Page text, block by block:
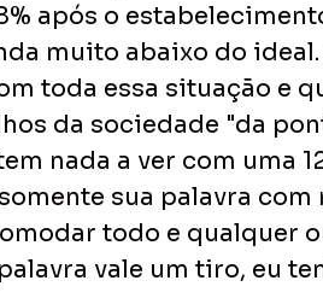
após o
muito abaixo do ideal.
toda essa situação e
da sociedade "da
nada a ver com uma
sua palavra com
todo e qualquer
vale um tiro, eu